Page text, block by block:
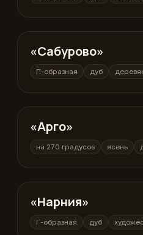
П-образная
«Сабурово»
П-образная дуб
на 270 градусов
«Арго»
на 270 градусов ясень
Г-образная
«Нарния»
Г-образная дуб